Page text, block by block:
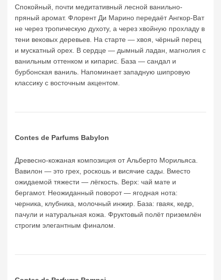
Спокойный, почти медитативный лесной ванильно-
пряный аромат. Флорент Ди Марино передаёт Ангкор-Ват
не через тропическую духоту, а через хвойную прохладу в
тени вековых деревьев. На старте — хвоя, чёрный перец
и мускатный орех. В сердце — дымный ладан, магнолия с
ванильным оттенком и кипарис. База — сандал и
бурбонская ваниль. Напоминает западную шипровую
классику с восточным акцентом.
Contes de Parfums Babylon
Древесно-кожаная композиция от Альберто Морильяса.
Вавилон — это грех, роскошь и висячие сады. Вместо
ожидаемой тяжести — лёгкость. Верх: чай мате и
бергамот. Неожиданный поворот — ягодная нота:
черника, клубника, молочный инжир. База: гваяк, кедр,
пачули и натуральная кожа. Фруктовый полёт приземлён
строгим элегантным финалом.